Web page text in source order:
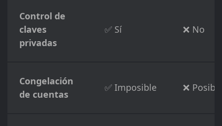
Control de
claves
privadas
✅ Sí ❌ No
Congelación
de cuentas
✅ Imposible ❌